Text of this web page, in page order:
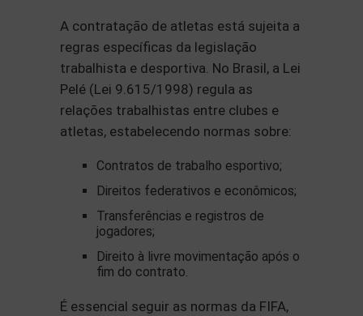
A contratação de atletas está sujeita a
regras específicas da legislação
trabalhista e desportiva. No Brasil, a Lei
Pelé (Lei 9.615/1998) regula as
relações trabalhistas entre clubes e
atletas, estabelecendo normas sobre:
Contratos de trabalho esportivo;
Direitos federativos e econômicos;
Transferências e registros de
jogadores;
Direito à livre movimentação após o
fim do contrato.
É essencial seguir as normas da FIFA,